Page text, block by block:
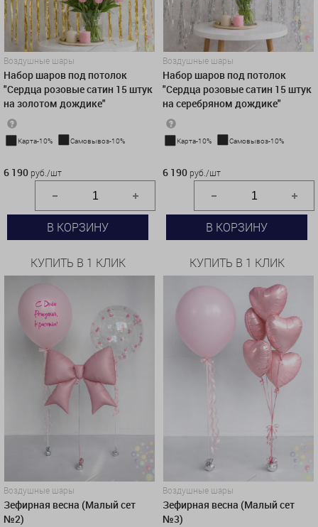
Воздушные шары
Набор шаров под потолок
"Сердца розовые сатин 15 штук
на золотом дождике"
Карта-10% Самовывоз-10%
6 190 руб./шт
В КОРЗИНУ
КУПИТЬ В 1 КЛИК
Воздушные шары
Набор шаров под потолок
"Сердца розовые сатин 15 штук
на серебряном дождике"
Карта-10% Самовывоз-10%
6 190 руб./шт
В КОРЗИНУ
КУПИТЬ В 1 КЛИК
Воздушные шары
Зефирная весна (Малый сет
№2)
Воздушные шары
Зефирная весна (Малый сет
№3)